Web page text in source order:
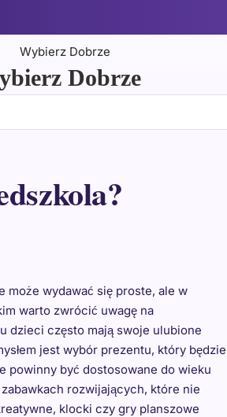
Dobrze
wydawać się proste, ale w
warto zwrócić uwagę na
dzieci często mają swoje ulubione
jest wybór prezentu, który będzie
powinny być dostosowane do wieku
rozwijających, które nie
klocki czy gry planszowe